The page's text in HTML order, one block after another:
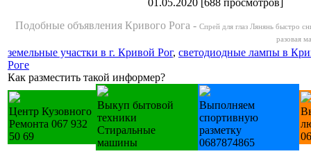
Подобные объявления Кривого Рога -Спрей для глаз Лянянь быстро
разовая
земельные участки в г. Кривой Рог, cветодиодные лампы в
Роге
Как разместить такой информер?
Центр Кузовного
Ремонта 067 932
50 69
Выкуп бытовой
техники
Стиральные
машины
Выполняем
спортивную
разметку
0687874865